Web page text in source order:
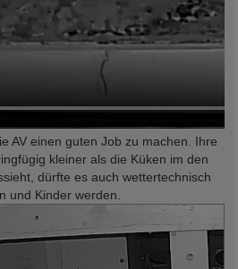
AV einen guten Job zu machen. Ihre
kleiner als die Küken im den
dürfte es auch wettertechnisch
und Kinder werden.